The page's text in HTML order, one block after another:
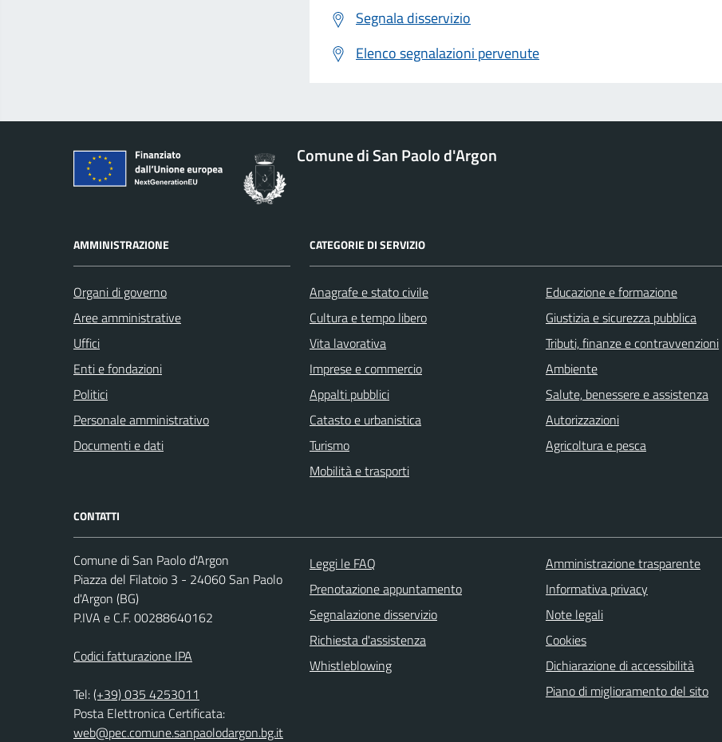
Segnala disservizio
Elenco segnalazioni pervenute
Comune di San Paolo d'Argon
AMMINISTRAZIONE
Organi di governo
Aree amministrative
Uffici
Enti e fondazioni
Politici
Personale amministrativo
Documenti e dati
CATEGORIE DI SERVIZIO
Anagrafe e stato civile
Cultura e tempo libero
Vita lavorativa
Imprese e commercio
Appalti pubblici
Catasto e urbanistica
Turismo
Mobilità e trasporti
Educazione e formazione
Giustizia e sicurezza pubblica
Tributi, finanze e contravvenzioni
Ambiente
Salute, benessere e assistenza
Autorizzazioni
Agricoltura e pesca
CONTATTI
Comune di San Paolo d'Argon
Piazza del Filatoio 3 - 24060 San Paolo
d'Argon (BG)
P.IVA e C.F. 00288640162
Codici fatturazione IPA
Tel:(+39) 035 4253011
Posta Elettronica Certificata:
web@pec.comune.sanpaolodargon.bg.it
Leggi le FAQ
Prenotazione appuntamento
Segnalazione disservizio
Richiesta d'assistenza
Whistleblowing
Amministrazione trasparente
Informativa privacy
Note legali
Cookies
Dichiarazione di accessibilità
Piano di miglioramento del sito